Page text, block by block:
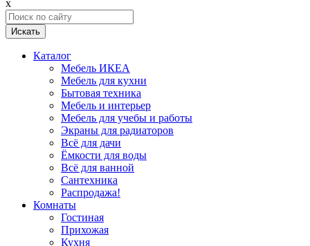
x
Искать
Каталог
Мебель ИКЕА
Мебель для кухни
Бытовая техника
Мебель и интерьер
Мебель для учебы и работы
Экраны для радиаторов
Всё для дачи
Ёмкости для воды
Всё для ванной
Сантехника
Распродажа!
Комнаты
Гостиная
Прихожая
Кухня